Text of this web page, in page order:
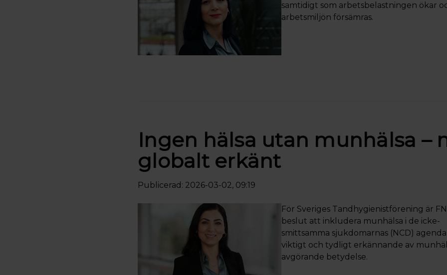
samtidigt som arbetsbelastningen ökar
arbetsmiljön försämras.
Ingen hälsa utan munhälsa –
globalt erkänt
Publicerad: 2026-03-02, 09:19
För Sveriges Tandhygienistförening är
beslut att inkludera munhälsa i de icke-
smittsamma sjukdomarnas (NCD)
viktigt och tydligt erkännande av
avgörande betydelse.